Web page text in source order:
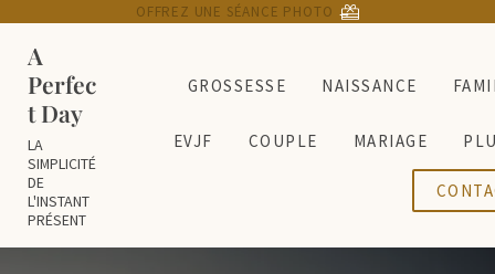
Passer au contenu principal
Skip to header right navigation
Skip to site footerOFFREZ UNE SÉANCE PHOTO →
A
Perfec
t Day
LA
SIMPLICITÉ
DE
L'INSTANT
PRÉSENT
GROSSESSE NAISSANCE
EVJF COUPLE MARIAGE